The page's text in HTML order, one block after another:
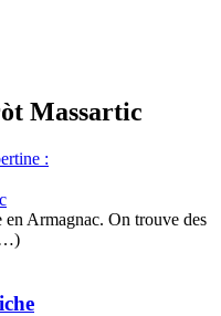
Massartic
:
en Armagnac. On trouve des